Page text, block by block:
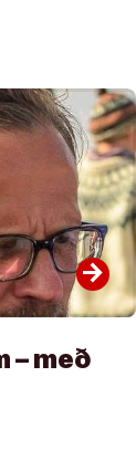
arrow_forward
– með